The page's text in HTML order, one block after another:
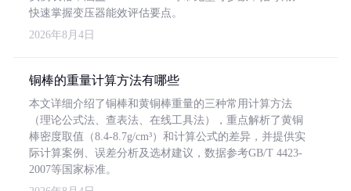
快速掌握变压器能效评估要点。
2026年8月4日
铜棒的重量计算方法有哪些
本文详细介绍了铜棒和黄铜棒重量的三种常用计算方法
（理论公式法、查表法、在线工具法），重点解析了黄铜
棒密度取值（8.4-8.7g/cm³）和计算公式的差异，并提供实
际计算案例、误差分析及选材建议，数据参考GB/T 4423-
2007等国家标准。